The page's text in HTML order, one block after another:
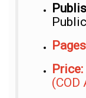
Price:
(COD